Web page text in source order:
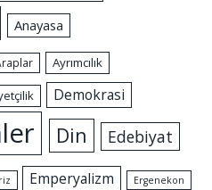
Anayasa
Ayrımcılık
Demokrasi
Din Edebiyat
Emperyalizm Ergenekon